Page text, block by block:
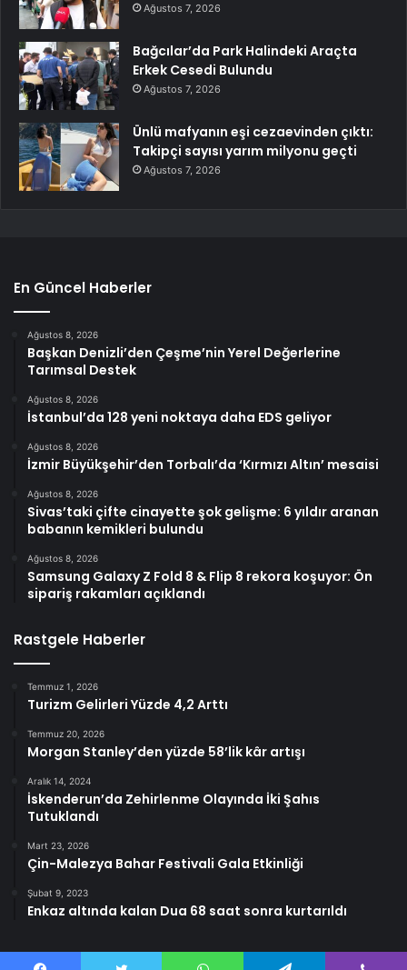
Ağustos 7, 2026
Bağcılar’da Park Halindeki Araçta
Erkek Cesedi Bulundu
Ağustos 7, 2026
Ünlü mafyanın eşi cezaevinden çıktı:
Takipçi sayısı yarım milyonu geçti
Ağustos 7, 2026
En Güncel Haberler
Ağustos 8, 2026
Başkan Denizli’den Çeşme’nin Yerel Değerlerine
Tarımsal Destek
Ağustos 8, 2026
İstanbul’da 128 yeni noktaya daha EDS geliyor
Ağustos 8, 2026
İzmir Büyükşehir’den Torbalı’da ‘Kırmızı Altın’ mesaisi
Ağustos 8, 2026
Sivas’taki çifte cinayette şok gelişme: 6 yıldır aranan
babanın kemikleri bulundu
Ağustos 8, 2026
Samsung Galaxy Z Fold 8 & Flip 8 rekora koşuyor: Ön
sipariş rakamları açıklandı
Rastgele Haberler
Temmuz 1, 2026
Turizm Gelirleri Yüzde 4,2 Arttı
Temmuz 20, 2026
Morgan Stanley’den yüzde 58’lik kâr artışı
Aralık 14, 2024
İskenderun’da Zehirlenme Olayında İki Şahıs
Tutuklandı
Mart 23, 2026
Çin-Malezya Bahar Festivali Gala Etkinliği
Şubat 9, 2023
Enkaz altında kalan Dua 68 saat sonra kurtarıldı